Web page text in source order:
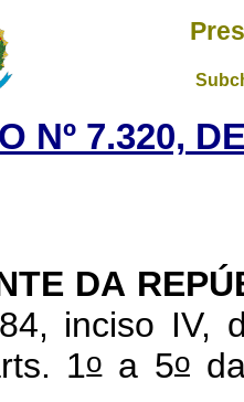
Nº 7.320,
DA
inciso IV,
1oa 5o